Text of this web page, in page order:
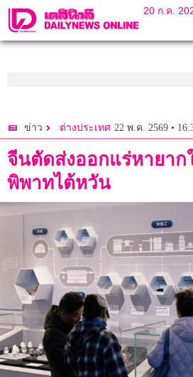
20 ก.ค.
ข่าว ต่างประเทศ 22 พ.ค. 2569 •
จีนตัดส่งออกแร่หายา
พิพาทไต้หวัน